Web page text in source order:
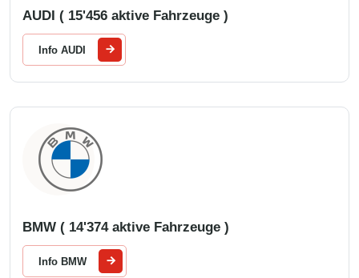
AUDI ( 15'456 aktive Fahrzeuge )
Info AUDI
BMW ( 14'374 aktive Fahrzeuge )
Info BMW